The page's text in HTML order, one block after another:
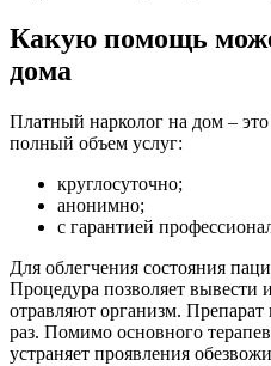
Какую помощь
дома
Платный нарколог на дом –
полный объем услуг:
круглосуточно;
анонимно;
с гарантией
Для облегчения состояния
Процедура позволяет вывести
отравляют организм. Препарат
раз. Помимо основного
устраняет проявления